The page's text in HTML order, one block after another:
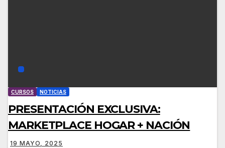
CURSOS NOTICIAS
PRESENTACIÓN EXCLUSIVA:
MARKETPLACE HOGAR + NACIÓN
19 MAYO, 2025